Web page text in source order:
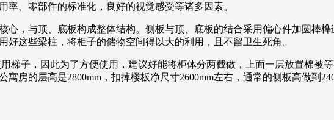
、零部件的标准化，良好的视觉感受等诸多因素。
，与顶、底板构成整体结构。侧板与顶、底板的结合采用偏心件加圆棒
这些梁柱，将柜子的储物空间得以大的利用，且不留卫生死角。
梯子，因此为了方便使用，建议好能将柜体分两截做，上面一层放置棉被
房的层高是2800mm，扣掉楼板净尺寸2600mm左右，通常的侧板高做到